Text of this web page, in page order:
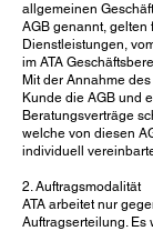
allgemeinen
AGB genannt, gelten
Dienstleistungen,
im ATA
Mit der Annahme
Kunde die AGB und
Beratungsverträge
welche von diesen
individuell
2. Auftragsmodalität
ATA arbeitet nur
Auftragserteilung.